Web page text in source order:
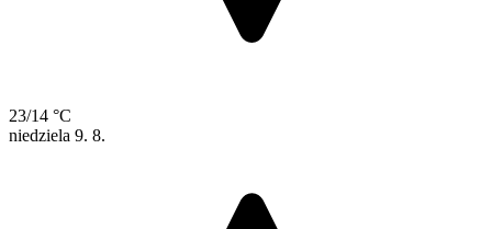
23/14 °C
niedziela 9. 8.